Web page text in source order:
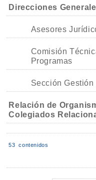
Direcciones
Asesores
Comisión
Programas
Sección
Relación de
Colegiados
53 contenidos